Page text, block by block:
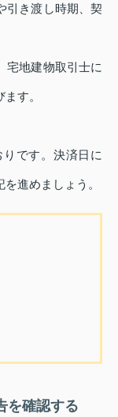
引き渡し時期、契
宅地建物取引士に
す。
です。決済日に
進めましょう。
を確認する